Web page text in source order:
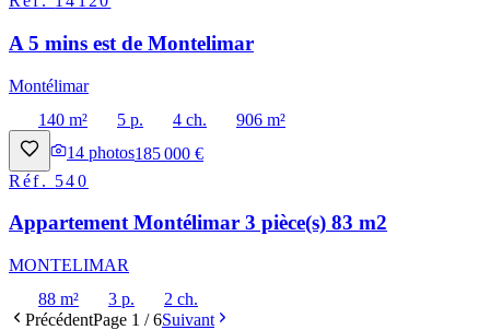
A 5 mins est de Montelimar
Montélimar
140 m²
5 p. 4 ch.
906 m²
14 photos185 000 €
Réf. 540
Appartement Montélimar 3 pièce(s) 83 m2
MONTELIMAR
88 m²
3 p.
2 ch.
PrécédentPage 1 /6Suivant